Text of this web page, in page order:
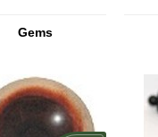
Gems